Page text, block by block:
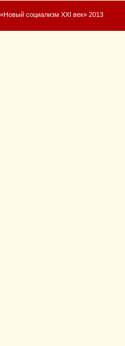
«Новый социализм XXI век» 2013